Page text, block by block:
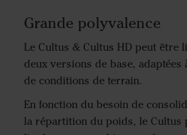
Grande polyvalence
Le Cultus & Cultus HD peut être
deux versions de base, adaptées
de conditions de terrain.
En fonction du besoin de
la répartition du poids, le Cultus